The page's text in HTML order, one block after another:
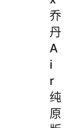
乔
丹
A
i
r
纯
原